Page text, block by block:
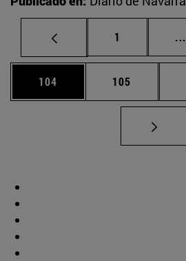
Página
1 ...
Página
104 Página
105